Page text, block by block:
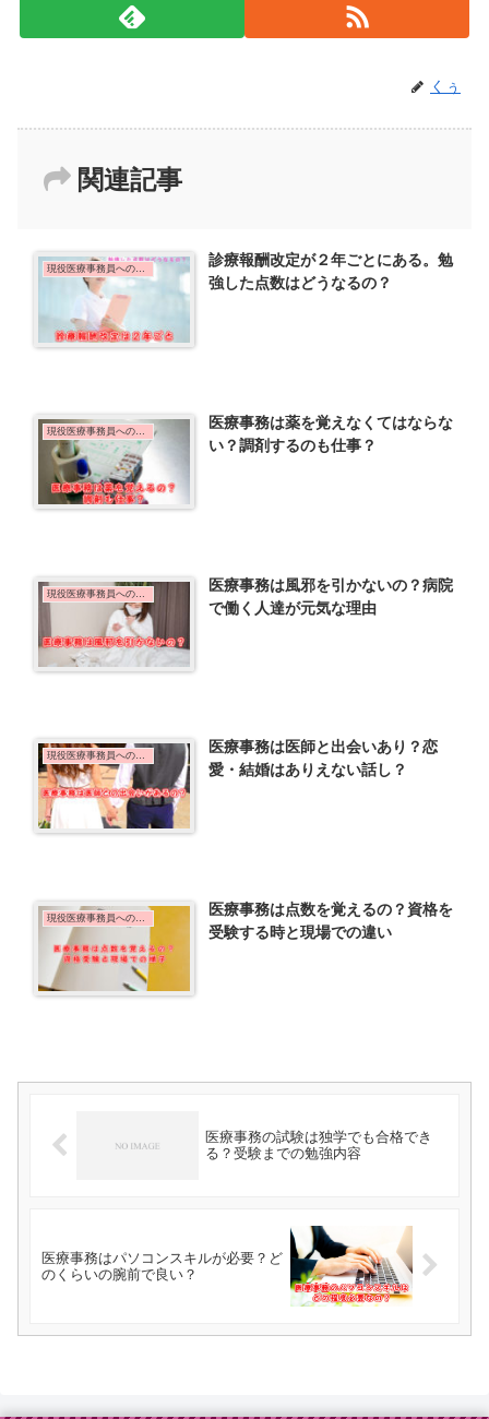
くぅ
関連記事
現役医療事務員への質問
診療報酬改定が２年ごとにある。勉
強した点数はどうなるの？
現役医療事務員への質問
医療事務は薬を覚えなくてはならな
い？調剤するのも仕事？
現役医療事務員への質問
医療事務は風邪を引かないの？病院
で働く人達が元気な理由
現役医療事務員への質問
医療事務は医師と出会いあり？恋
愛・結婚はありえない話し？
現役医療事務員への質問
医療事務は点数を覚えるの？資格を
受験する時と現場での違い
医療事務の試験は独学でも合格でき
る？受験までの勉強内容
医療事務はパソコンスキルが必要？ど
のくらいの腕前で良い？